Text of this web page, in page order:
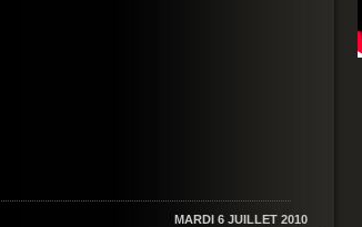
MARDI 6 JUILLET 2010